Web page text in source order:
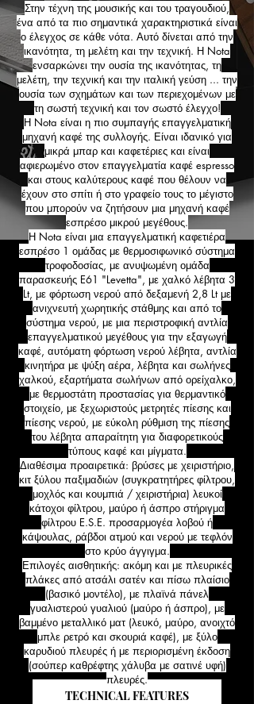
TECHNICAL FEATURES
Στην τέχνη της μουσικής και του τραγουδιού,
ένα από τα πιο σημαντικά χαρακτηριστικά είναι
ο έλεγχος σε κάθε νότα. Αυτό δίνεται από την
ικανότητα, τη μελέτη και την τεχνική. Η Nota
ενσαρκώνει την ουσία της ικανότητας, τη
μελέτη, την τεχνική και την ιταλική γεύση ... την
ουσία των σχημάτων και των περιεχομένων με
τη σωστή τεχνική και τον σωστό έλεγχο!
Η Nota είναι η πιο συμπαγής επαγγελματική
μηχανή καφέ της συλλογής. Είναι ιδανικό για
μικρά μπαρ και καφετέριες και είναι
αφιερωμένο στον επαγγελματία καφέ espresso
και στους καλύτερους καφέ που θέλουν να
έχουν στο σπίτι ή στο γραφείο τους το μέγιστο
που μπορούν να ζητήσουν μια μηχανή καφέ
εσπρέσο μικρού μεγέθους.
Η Nota είναι μια επαγγελματική καφετιέρα
εσπρέσο 1 ομάδας με θερμοσιφωνικό σύστημα
τροφοδοσίας, με ανυψωμένη ομάδα
παρασκευής E61 "Levetta", με χαλκό λέβητα 3
Lt, με φόρτωση νερού από δεξαμενή 2,8 Lt με
ανιχνευτή χωρητικής στάθμης και από το
σύστημα νερού, με μια περιστροφική αντλία
επαγγελματικού μεγέθους για την εξαγωγή
καφέ, αυτόματη φόρτωση νερού λέβητα, αντλία
κινητήρα με ψύξη αέρα, λέβητα και σωλήνες
χαλκού, εξαρτήματα σωλήνων από ορείχαλκο,
με θερμοστάτη προστασίας για θερμαντικό
στοιχείο, με ξεχωριστούς μετρητές πίεσης και
πίεσης νερού, με εύκολη ρύθμιση της πίεσης
του λέβητα απαραίτητη για διαφορετικούς
τύπους καφέ και μίγματα.
Διαθέσιμα προαιρετικά: βρύσες με χειριστήριο,
κιτ ξύλου παξιμαδιών (συγκρατητήρες φίλτρου,
μοχλός και κουμπιά / χειριστήρια) λευκοί
κάτοχοι φίλτρου, μαύρο ή άσπρο στήριγμα
φίλτρου E.S.E. προσαρμογέα λοβού ή
κάψουλας, ράβδοι ατμού και νερού με τεφλόν
στο κρύο άγγιγμα.
Επιλογές αισθητικής: ακόμη και με πλευρικές
πλάκες από ατσάλι σατέν και πίσω πλαίσιο
(βασικό μοντέλο), με πλαϊνά πάνελ
γυαλιστερού γυαλιού (μαύρο ή άσπρο), με
βαμμένο μεταλλικό ματ (λευκό, μαύρο, ανοιχτό
μπλε ρετρό και σκουριά καφέ), με ξύλο
καρυδιού πλευρές ή με περιορισμένη έκδοση
(σούπερ καθρέφτης χάλυβα με σατινέ υφή)
πλευρές.